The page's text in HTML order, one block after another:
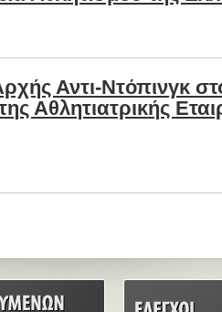
Αντι-Ντόπινγκ
Αθλητιατρικής